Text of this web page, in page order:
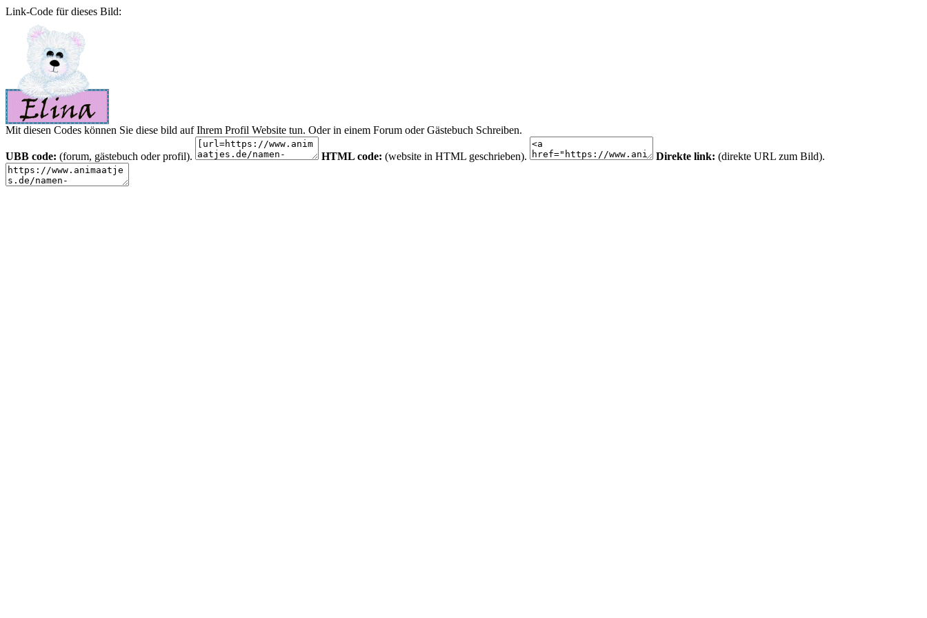
Link-Code für dieses Bild:
Mit diesen Codes können Sie diese bild auf Ihrem Profil Website tun. Oder in einem Forum oder Gästebuch Schreiben.
UBB code: (forum, gästebuch oder profil). HTML code: (website in HTML geschrieben). Direkte link: (direkte URL zum Bild).